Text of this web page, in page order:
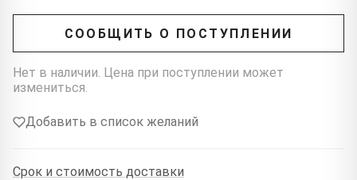
СООБЩИТЬ О ПОСТУПЛЕНИИ
Нет в наличии. Цена при поступлении может
измениться.
Добавить в список желаний
Срок и стоимость доставки